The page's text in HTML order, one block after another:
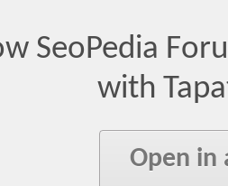
SeoPedia
with
Open in